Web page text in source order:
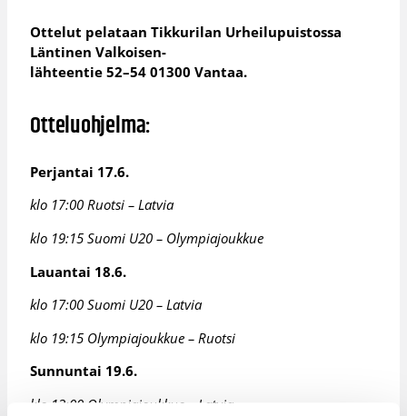
Ottelut pelataan Tikkurilan Urheilupuistossa
Läntinen Valkoisen-
lähteentie 52–54 01300 Vantaa.
Otteluohjelma:
Perjantai 17.6.
klo 17:00 Ruotsi – Latvia
klo 19:15 Suomi U20 – Olympiajoukkue
Lauantai 18.6.
klo 17:00 Suomi U20 – Latvia
klo 19:15 Olympiajoukkue – Ruotsi
Sunnuntai 19.6.
klo 13:00 Olympiajoukkue – Latvia